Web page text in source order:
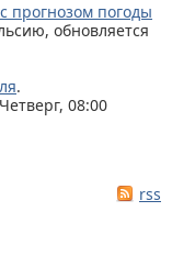
прогнозом погоды
обновляется
.
08:00
rss